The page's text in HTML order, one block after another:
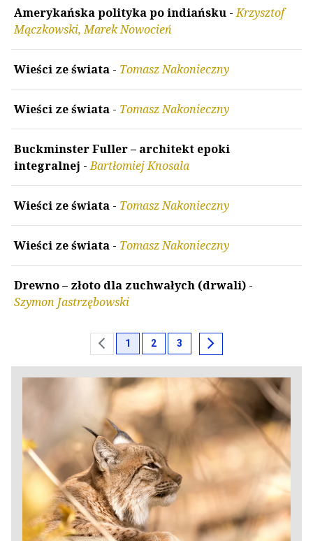
Amerykańska polityka po indiańsku -Krzysztof
Mączkowski, Marek Nowocień
Wieści ze świata - Tomasz Nakonieczny
Wieści ze świata - Tomasz Nakonieczny
Buckminster Fuller – architekt epoki
integralnej -Bartłomiej Knosala
Wieści ze świata - Tomasz Nakonieczny
Wieści ze świata - Tomasz Nakonieczny
Drewno – złoto dla zuchwałych (drwali) -
Szymon Jastrzębowski
chevron_left 1 2 3 chevron_right